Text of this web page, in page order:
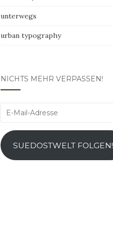
unterwegs
urban typography
NICHTS MEHR VERPASSEN!
E-
Adresse
SUEDOSTWELT FOLGEN!